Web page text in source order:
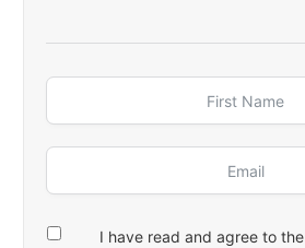
I have read and agree to the